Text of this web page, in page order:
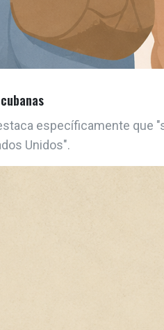
específicamente
Unidos".